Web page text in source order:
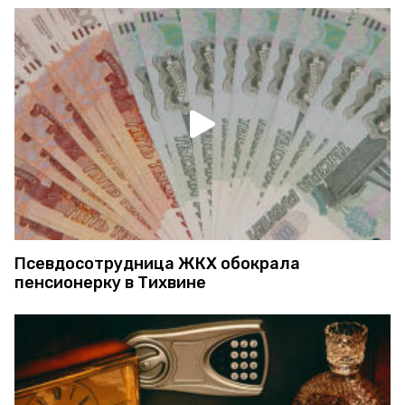
Псевдосотрудница ЖКХ обокрала
пенсионерку в Тихвине